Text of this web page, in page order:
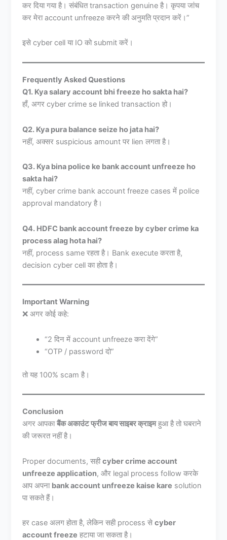
कर दिया गया है। संबंधित transaction genuine है। कृपया जांच
कर मेरा account unfreeze करने की अनुमति प्रदान करें।”
इसे cyber cell या IO को submit करें।
Frequently Asked Questions
Q1. Kya salary account bhi freeze ho sakta hai?
हाँ, अगर cyber crime se linked transaction हो।
Q2. Kya pura balance seize ho jata hai?
नहीं, अक्सर suspicious amount पर lien लगता है।
Q3. Kya bina police ke bank account unfreeze ho
sakta hai?
नहीं, cyber crime bank account freeze cases में police
approval mandatory है।
Q4. HDFC bank account freeze by cyber crime ka
process alag hota hai?
नहीं, process same रहता है। Bank execute करता है,
decision cyber cell का होता है।
Important Warning
❌ अगर कोई कहे:
“2 दिन में account unfreeze करा देंगे”
“OTP / password दो”
तो यह 100% scam है।
Conclusion
अगर आपकाबैंक अकाउंट फ्रीज बाय साइबर क्राइमहुआ है तो घबराने
की जरूरत नहीं है।
Proper documents, सहीcyber crime account
unfreeze application, और legal process follow करके
आप अपना bank account unfreeze kaise kare solution
पा सकते हैं।
हर case अलग होता है, लेकिन सही process सेcyber
account freeze हटाया जा सकता है।